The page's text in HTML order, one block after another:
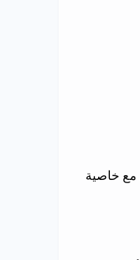
مع خاصية